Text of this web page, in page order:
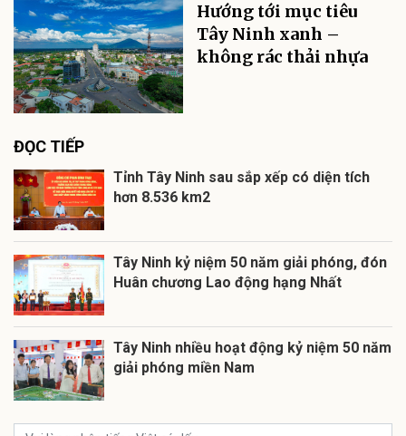
Hướng tới mục tiêu
Tây Ninh xanh –
không rác thải nhựa
ĐỌC TIẾP
Tỉnh Tây Ninh sau sắp xếp có diện tích
hơn 8.536 km2
Tây Ninh kỷ niệm 50 năm giải phóng, đón
Huân chương Lao động hạng Nhất
Tây Ninh nhiều hoạt động kỷ niệm 50 năm
giải phóng miền Nam